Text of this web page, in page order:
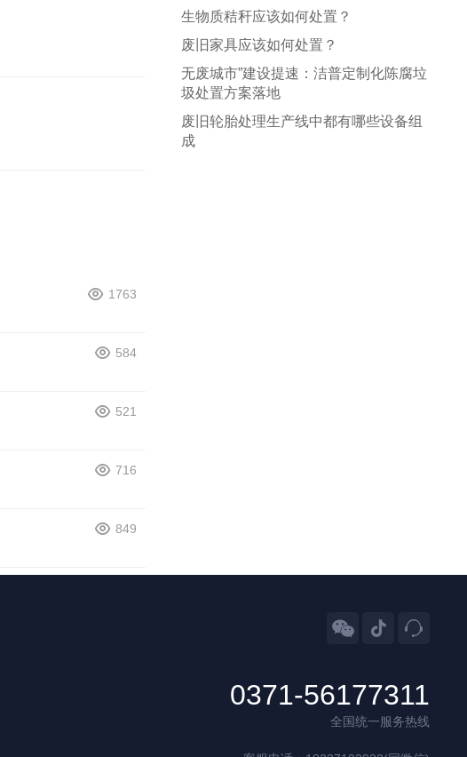
1763
584
521
716
849
生物质秸秆应该如何处置？
废旧家具应该如何处置？
无废城市”建设提速：洁普定制化陈腐垃
圾处置方案落地
废旧轮胎处理生产线中都有哪些设备组
成
  
0371-56177311
全国统一服务热线